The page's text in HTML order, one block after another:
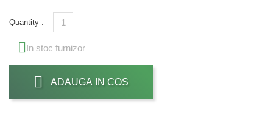
Quantity :
In stoc furnizor
ADAUGA IN COS